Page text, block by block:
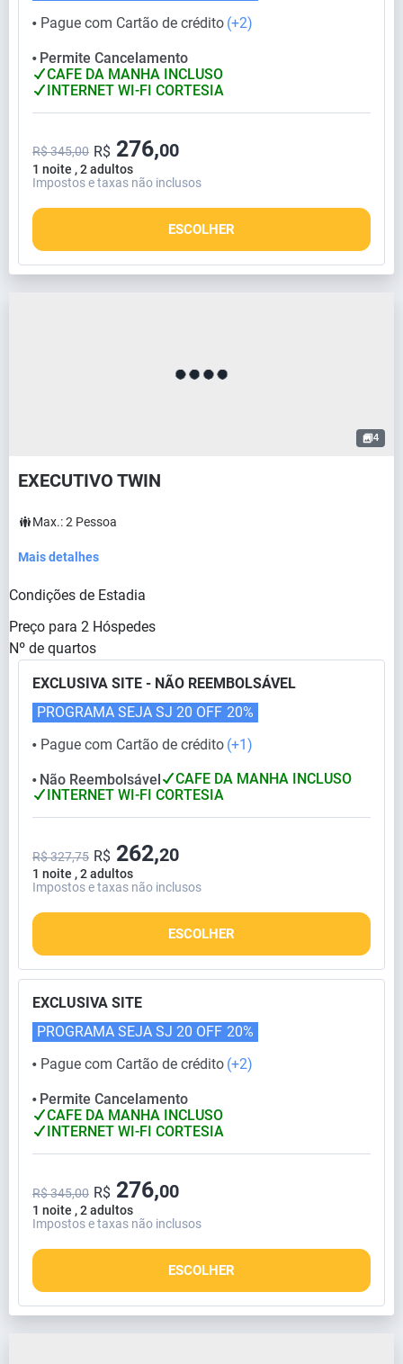
⬤ Pague com Cartão de crédito (+2)
⬤
Permite Cancelamento
CAFE DA MANHA INCLUSO
INTERNET WI-FI CORTESIA
1 noite , 2 adultos
R$ 345,00 R$ 276,00
Impostos e taxas não inclusos
ESCOLHER
4
EXECUTIVO TWIN
Max.:2 Pessoa
Mais detalhes
Condições de Estadia
Preço para 2 Hóspedes
Nº de quartos
EXCLUSIVA SITE - NÃO REEMBOLSÁVEL
⬤ Pague com Cartão de crédito (+1)
PROGRAMA SEJA SJ 20 OFF 20%
⬤ Não Reembolsável
CAFE DA MANHA INCLUSO
INTERNET WI-FI CORTESIA
1 noite , 2 adultos
R$ 327,75 R$ 262,20
Impostos e taxas não inclusos
ESCOLHER
EXCLUSIVA SITE
⬤ Pague com Cartão de crédito (+2)
PROGRAMA SEJA SJ 20 OFF 20%
⬤
Permite Cancelamento
CAFE DA MANHA INCLUSO
INTERNET WI-FI CORTESIA
1 noite , 2 adultos
R$ 345,00 R$ 276,00
Impostos e taxas não inclusos
ESCOLHER